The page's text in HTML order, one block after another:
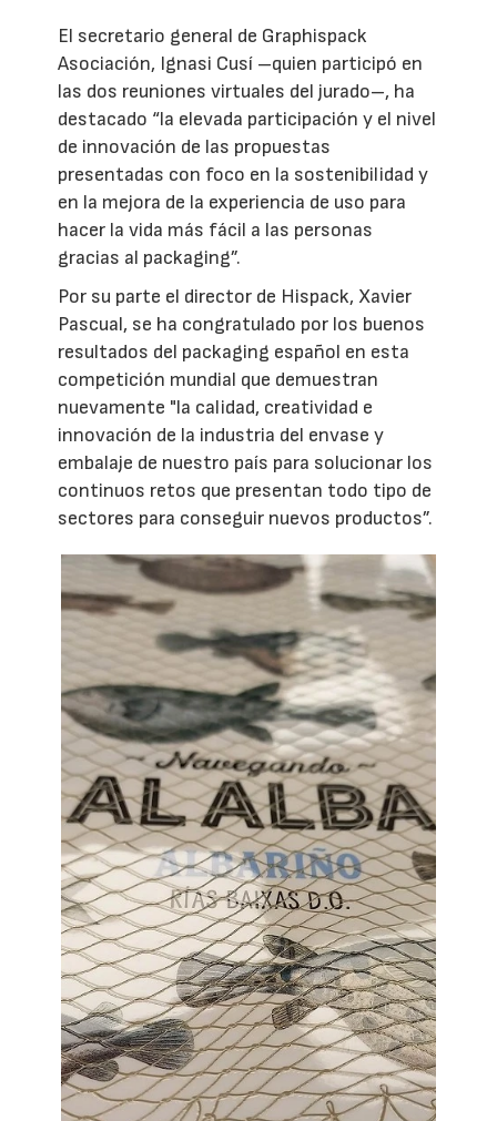
El secretario general de Graphispack
Asociación, Ignasi Cusí –quien participó en
las dos reuniones virtuales del jurado–, ha
destacado “la elevada participación y el nivel
de innovación de las propuestas
presentadas con foco en la sostenibilidad y
en la mejora de la experiencia de uso para
hacer la vida más fácil a las personas
gracias al packaging”.
Por su parte el director de Hispack, Xavier
Pascual, se ha congratulado por los buenos
resultados del packaging español en esta
competición mundial que demuestran
nuevamente "la calidad, creatividad e
innovación de la industria del envase y
embalaje de nuestro país para solucionar los
continuos retos que presentan todo tipo de
sectores para conseguir nuevos productos”.